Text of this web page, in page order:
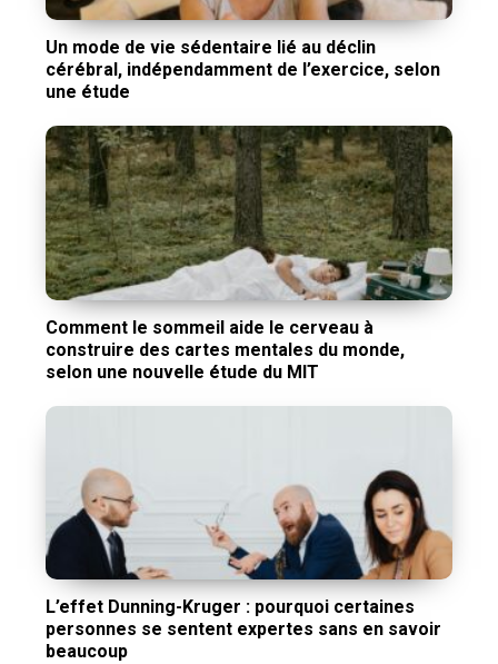
Un mode de vie sédentaire lié au déclin
cérébral, indépendamment de l’exercice, selon
une étude
Comment le sommeil aide le cerveau à
construire des cartes mentales du monde,
selon une nouvelle étude du MIT
L’effet Dunning-Kruger : pourquoi certaines
personnes se sentent expertes sans en savoir
beaucoup